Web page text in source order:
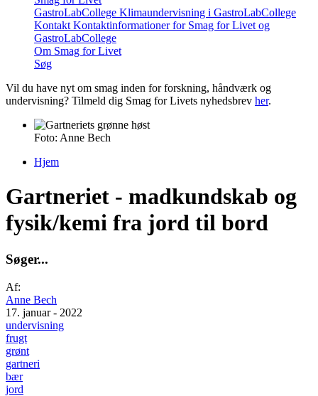
GastroLabCollege Klimaundervisning i GastroLabCollege
Kontakt Kontaktinformationer for Smag for Livet og
GastroLabCollege
Om Smag for Livet
Søg
Vil du have nyt om smag inden for forskning, håndværk og
undervisning? Tilmeld dig Smag for Livets nyhedsbrev her.
Foto: Anne Bech
Hjem
Gartneriet - madkundskab og
fysik/kemi fra jord til bord
Søger...
Af:
Anne Bech
17. januar - 2022
undervisning
frugt
grønt
gartneri
bær
jord